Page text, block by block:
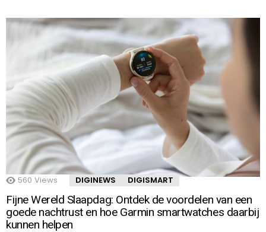
560 Views DIGINEWS DIGISMART
Fijne Wereld Slaapdag: Ontdek de voordelen van een
goede nachtrust en hoe Garmin smartwatches daarbij
kunnen helpen